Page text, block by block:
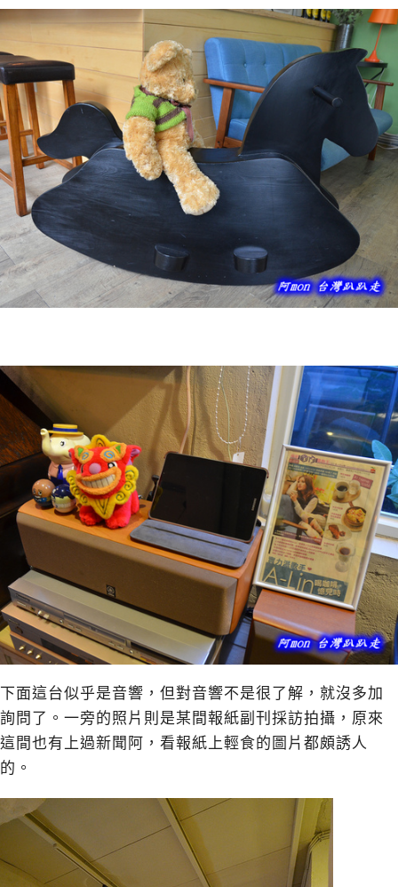
下面這台似乎是音響，但對音響不是很了解，就沒多加
詢問了。一旁的照片則是某間報紙副刊採訪拍攝，原來
這間也有上過新聞阿，看報紙上輕食的圖片都頗誘人
的。